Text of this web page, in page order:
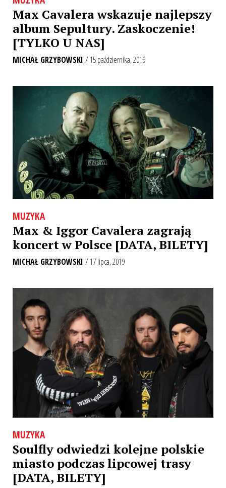
Max Cavalera wskazuje najlepszy
album Sepultury. Zaskoczenie!
[TYLKO U NAS]
MICHAŁ GRZYBOWSKI / 15 października, 2019
MUZYKA
Max & Iggor Cavalera zagrają
koncert w Polsce [DATA, BILETY]
MICHAŁ GRZYBOWSKI / 17 lipca, 2019
MUZYKA
Soulfly odwiedzi kolejne polskie
miasto podczas lipcowej trasy
[DATA, BILETY]